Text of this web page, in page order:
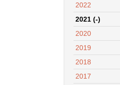
2022
2021 (-)
2020
2019
2018
2017